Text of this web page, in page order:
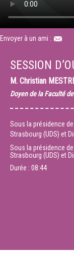
Envoyer à un ami :
SESSION
M. Christian
Doyen de la Faculté
Sous la présidence de
Strasbourg (UDS) et
Sous la présidence de
Strasbourg (UDS) et
Durée : 08:44